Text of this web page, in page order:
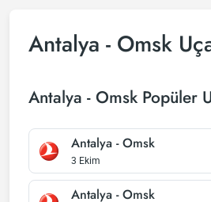
Antalya - Omsk
Antalya - Omsk Popüler
Antalya - Omsk
3 Ekim
Antalya - Omsk